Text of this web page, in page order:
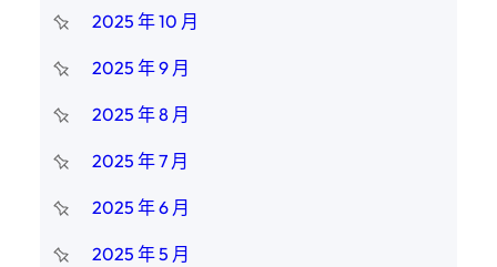
2025 年 10 月
2025 年 9 月
2025 年 8 月
2025 年 7 月
2025 年 6 月
2025 年 5 月